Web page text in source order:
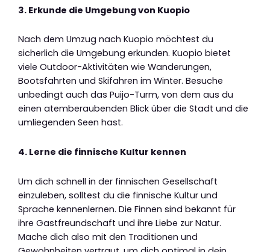
3. Erkunde die Umgebung von Kuopio
Nach dem Umzug nach Kuopio möchtest du
sicherlich die Umgebung erkunden. Kuopio bietet
viele Outdoor-Aktivitäten wie Wanderungen,
Bootsfahrten und Skifahren im Winter. Besuche
unbedingt auch das Puijo-Turm, von dem aus du
einen atemberaubenden Blick über die Stadt und die
umliegenden Seen hast.
4. Lerne die finnische Kultur kennen
Um dich schnell in der finnischen Gesellschaft
einzuleben, solltest du die finnische Kultur und
Sprache kennenlernen. Die Finnen sind bekannt für
ihre Gastfreundschaft und ihre Liebe zur Natur.
Mache dich also mit den Traditionen und